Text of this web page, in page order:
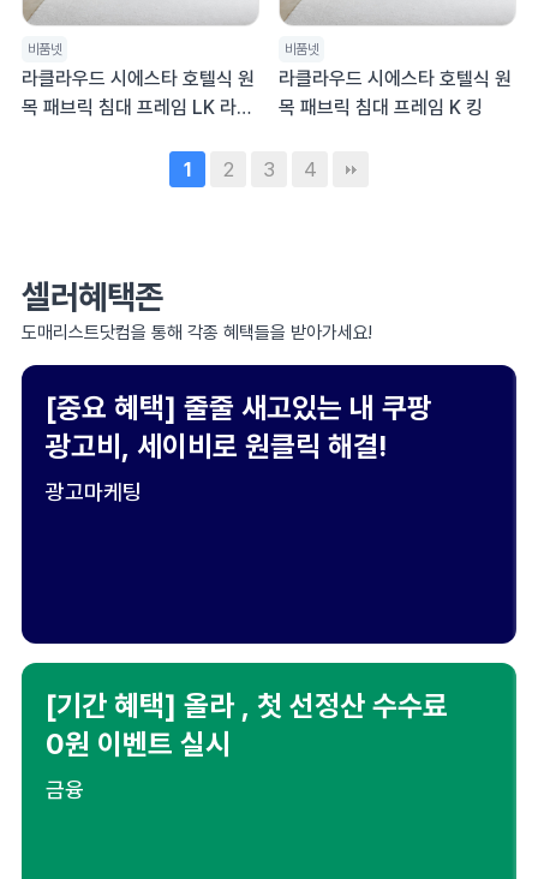
비품넷
라클라우드 시에스타 호텔식 원
목 패브릭 침대 프레임 LK 라지
비품넷
라클라우드 시에스타 호텔식 원
목 패브릭 침대 프레임 K 킹
1 2 3 4
셀러혜택존
도매리스트닷컴을 통해 각종 혜택들을 받아가세요!
[중요 혜택] 줄줄 새고있는 내 쿠팡
광고비, 세이비로 원클릭 해결!
광고마케팅
[기간 혜택] 올라 , 첫 선정산 수수료
0원 이벤트 실시
금융